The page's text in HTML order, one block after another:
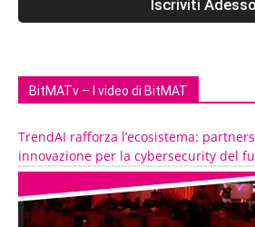
BitMATv – I video di BitMAT
TrendAI rafforza l’ecosistema:
innovazione per la cybersecurity del